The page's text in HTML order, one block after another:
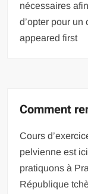
nécessaires
d’opter pour
appeared first
Comment
Cours
pelvienne est
pratiquons à
République